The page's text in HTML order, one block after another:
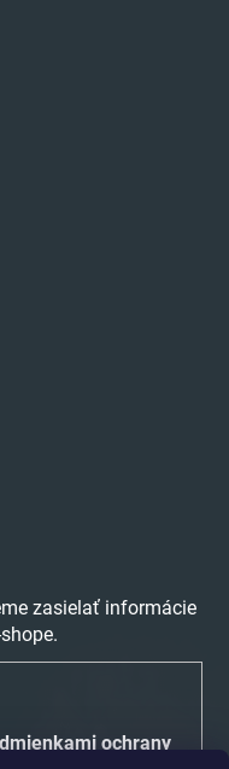
zasielať informácie
ochrany